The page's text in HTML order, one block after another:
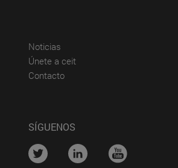
Noticias
Únete a ceit(abre en nueva ventana)
Contacto(abre en nueva ventana)
SÍGUENOS
.... .... ....